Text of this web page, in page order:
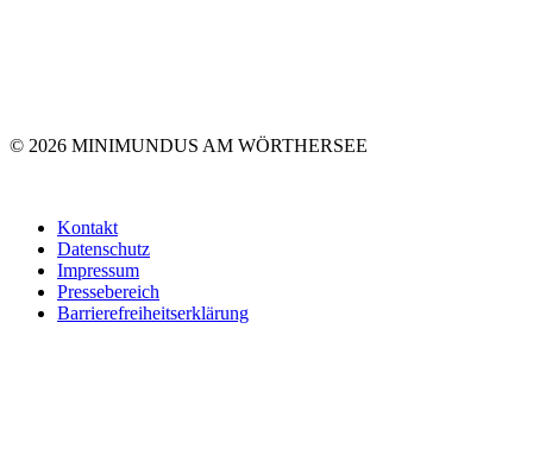
© 2026 MINIMUNDUS AM WÖRTHERSEE
Kontakt
Datenschutz
Impressum
Pressebereich
Barrierefreiheitserklärung